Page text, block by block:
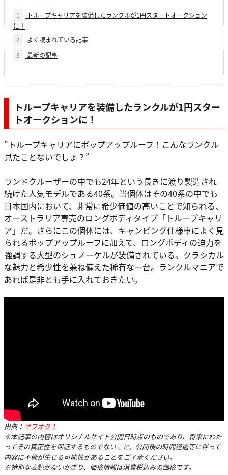
1
トループキャリアを装備したランクルが1円スタートオークション
に！
2
よく読まれている記事
3
最新の記事
トループキャリアを装備したランクルが1円スター
トオークションに！
”トループキャリアにポップアップルーフ！こんなランクル
見たことないでしょ？”
ランドクルーザーの中でも24年という長きに渡り製造され
続けた人気モデルである40系。当個体はその40系の中でも
日本国内において、非常に希少価値の高いことで知られる、
オーストラリア専売のロングボディタイプ「トループキャリ
ア」だ。さらにこの個体には、キャンピング仕様車によく見
られるポップアップルーフに加えて、ロングボディの迫力を
強調する大型のシュノーケルが装備されている。クラシカル
な魅力と希少性を兼ね備えた稀有な一台。ランクルマニアで
あれば是非とも手に入れておきたい。
出典： ヤフオク！
※本記事の内容はオリジナルサイト公開日時点のものであり、将来にわた
ってその真正性を保証するものでないこと、公開後の時間経過等に伴って
内容に不備が生じる可能性があることをご了承ください。
※特別な表記がないかぎり、価格情報は消費税込みの価格です。